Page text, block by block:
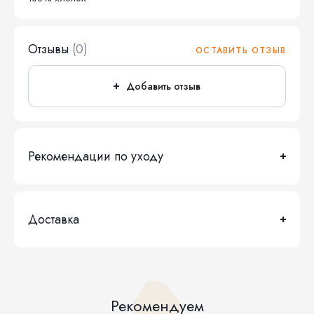
Отзывы (0) ОСТАВИТЬ ОТЗЫВ
Добавить отзыв
Рекомендации по уходу
Доставка
Рекомендуем